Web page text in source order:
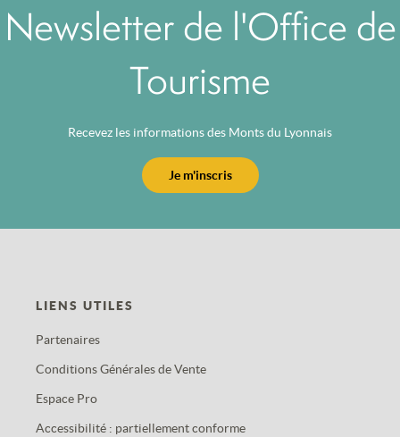
Newsletter de l'Office de
Tourisme
Recevez les informations des Monts du Lyonnais
Je m'inscris
LIENS UTILES
Partenaires
Conditions Générales de Vente
Espace Pro
Accessibilité : partiellement conforme